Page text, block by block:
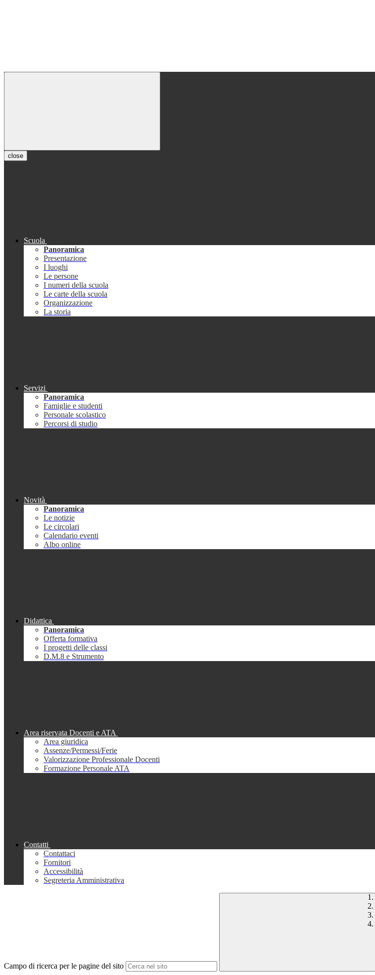
close
Scuola
Panoramica
Presentazione
I luoghi
Le persone
I numeri della scuola
Le carte della scuola
Organizzazione
La storia
Servizi
Panoramica
Famiglie e studenti
Personale scolastico
Percorsi di studio
Novità
Panoramica
Le notizie
Le circolari
Calendario eventi
Albo online
Didattica
Panoramica
Offerta formativa
I progetti delle classi
D.M.8 e Strumento
Area riservata Docenti e ATA
Area giuridica
Assenze/Permessi/Ferie
Valorizzazione Professionale Docenti
Formazione Personale ATA
Contatti
Contattaci
Fornitori
Accessibilità
Segreteria Amministrativa
Campo di ricerca per le pagine del sito